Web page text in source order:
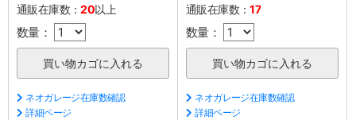
通販在庫数：20以上
数量：
ネオガレージ在庫数確認
詳細ページ
通販在庫数：17
数量：
ネオガレージ在庫数確認
詳細ページ